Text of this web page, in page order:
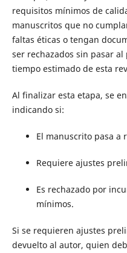
requisitos mínimos de
manuscritos que no
faltas éticas o tengan
ser rechazados sin pasar
tiempo estimado de esta
Al finalizar esta etapa, se
indicando si:
El manuscrito pasa a
Requiere ajustes
Es rechazado por
mínimos.
Si se requieren ajustes
devuelto al autor, quien